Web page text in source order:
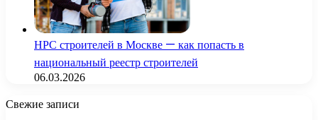
НРС строителей в Москве — как попасть в
национальный реестр строителей
06.03.2026
Свежие записи